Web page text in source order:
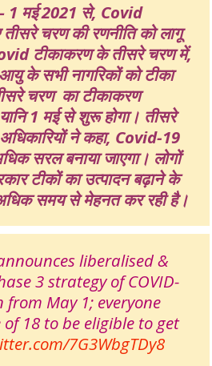
1 मई 2021 से, Covid
चरण की रणनीति को लागू
टीकाकरण के तीसरे चरण में,
के सभी नागरिकों को टीका
चरण का टीकाकरण
1 मई से शुरू होगा। तीसरे
ने कहा, Covid-19
सरल बनाया जाएगा। लोगों
टीकों का उत्पादन बढ़ाने के
समय से मेहनत कर रही है।
liberalised &
3 strategy of COVID-
from May 1; everyone
18 to be eligible to get
7G3WbgTDy8